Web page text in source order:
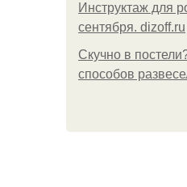
Инструктаж для
сентября. dizoff.ru
Скучно в
способов